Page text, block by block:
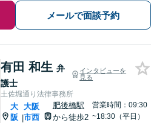
メールで面談予約
有田 和生 弁
護士
インタビューを
見る
土佐堀通り法律事務所
大
阪 |
大阪
市西
肥後橋駅
から徒歩2
営業時間：09:30
~18:30（平日）